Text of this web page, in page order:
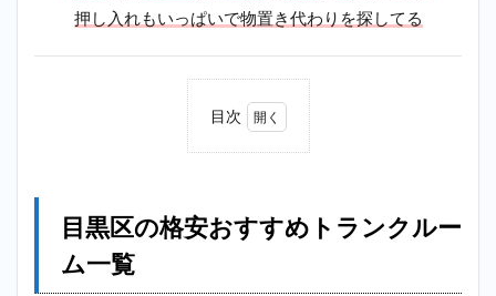
押し入れもいっぱいで物置き代わりを探してる
目次
おす
すめ
目黒区の格安おすすめトランクルー
ム一覧